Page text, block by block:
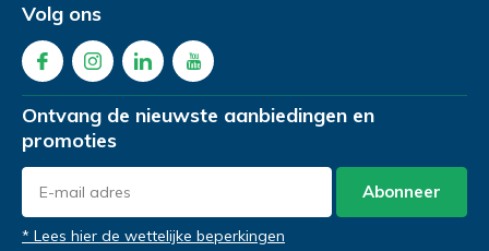
Volg ons
Ontvang de nieuwste aanbiedingen en
promoties
Abonneer
* Lees hier de wettelijke beperkingen